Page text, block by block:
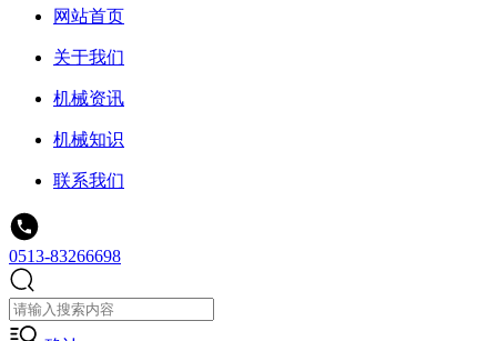
网站首页
关于我们
机械资讯
机械知识
联系我们
0513-83266698